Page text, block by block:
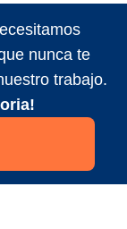
nunca te
trabajo.